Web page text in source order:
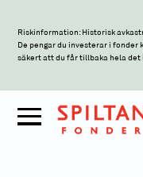
Riskinformation: Historisk
De pengar du investerar i fonder
säkert att du får tillbaka hela det